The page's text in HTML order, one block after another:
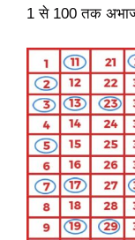
1 से 100 तक